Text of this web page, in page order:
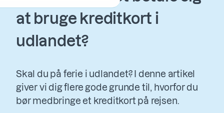
at bruge kreditkort i
udlandet?
Skal du på ferie i udlandet? I denne artikel
giver vi dig flere gode grunde til, hvorfor du
bør medbringe et kreditkort på rejsen.